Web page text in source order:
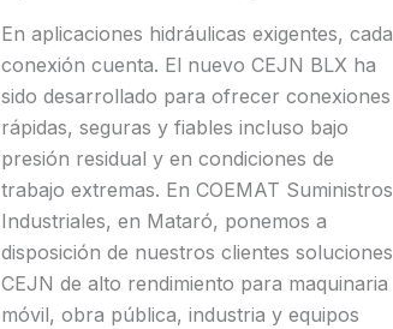
En aplicaciones hidráulicas exigentes, cada
conexión cuenta. El nuevo CEJN BLX ha
sido desarrollado para ofrecer conexiones
rápidas, seguras y fiables incluso bajo
presión residual y en condiciones de
trabajo extremas. En COEMAT Suministros
Industriales, en Mataró, ponemos a
disposición de nuestros clientes soluciones
CEJN de alto rendimiento para maquinaria
móvil, obra pública, industria y equipos